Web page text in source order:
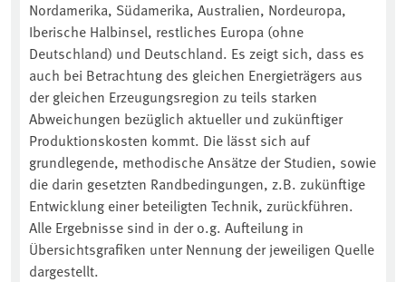
Nordamerika, Südamerika, Australien, Nordeuropa,
Iberische Halbinsel, restliches Europa (ohne
Deutschland) und Deutschland. Es zeigt sich, dass es
auch bei Betrachtung des gleichen Energieträgers aus
der gleichen Erzeugungsregion zu teils starken
Abweichungen bezüglich aktueller und zukünftiger
Produktionskosten kommt. Die lässt sich auf
grundlegende, methodische Ansätze der Studien, sowie
die darin gesetzten Randbedingungen, z.B. zukünftige
Entwicklung einer beteiligten Technik, zurückführen.
Alle Ergebnisse sind in der o.g. Aufteilung in
Übersichtsgrafiken unter Nennung der jeweiligen Quelle
dargestellt.